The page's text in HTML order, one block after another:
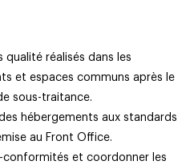
qualité réalisés dans les
et espaces communs après le
sous-traitance.
hébergements aux standards
au Front Office.
conformités et coordonner les